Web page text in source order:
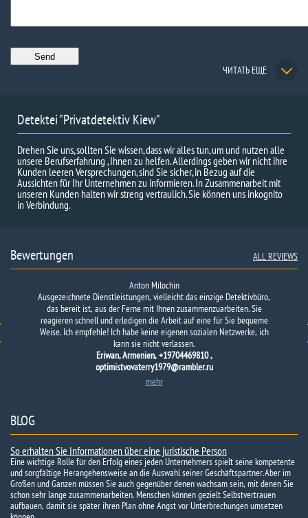
ЧИТАТЬ ЕЩЕ
Detektei "Privatdetektiv Kiew"
Drehen Sie uns, sollten Sie wissen, dass wir alles tun, um und nutzen alle
unsere Berufserfahrung , Ihnen zu helfen. Allerdings geben wir nicht ihre
Kunden leeren Versprechungen, sind Sie sicher, in Bezug auf die
Aussichten für Ihr Unternehmen zu informieren. In Zusammenarbeit mit
unseren Kunden halten wir streng vertraulich. Sie können uns inkognito
in Verbindung.
Bewertungen ALL REVIEWS
Anton Milochin
Ausgezeichnete Dienstleistungen, vielleicht das einzige Detektivbüro,
das bereit ist, aus der Ferne mit Ihnen zusammenzuarbeiten. Sie
reagieren schnell und erledigen die Arbeit auf eine für Sie bequeme
Weise. Ich empfehle! Ich habe keine eigenen sozialen Netzwerke, ich
kann sie nicht verlassen.
Eriwan, Armenien, +19704469810 ,
optimistvovaterry1979@rambler.ru
mehr
Die Arbeiten wurden schnell und vertragsgemäß abgeschlossen.Sie
fanden das Telefon der Person trotz der Komplexität der Aufgabe.
E-mail: nazarii1992@gmail.com
Ich möchte den Mitarbeitern der Agentur meinen tiefen Dank für die
schnelle und schnelle Unterstützung bei der Lösung eines sehr
ernsten Problems aussprechen: Berechnung des Erpressers und
Sammeln solcher Informationen über ihn, dass er selbst Angst hatte.
Die…
BLOG
So erhalten Sie Informationen über eine juristische Person
Eine wichtige Rolle für den Erfolg eines jeden Unternehmers spielt seine kompetente
und sorgfältige Herangehensweise an die Auswahl seiner Geschäftspartner. Aber im
Großen und Ganzen müssen Sie auch gegenüber denen wachsam sein, mit denen Sie
schon sehr lange zusammenarbeiten. Menschen können gezielt Selbstvertrauen
aufbauen, damit sie später ihren Plan ohne Angst vor Unterbrechungen umsetzen